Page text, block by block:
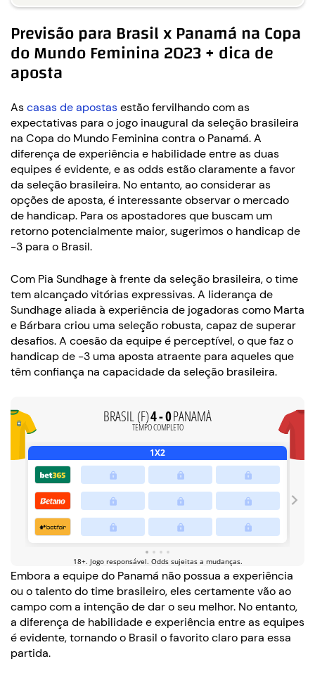
Previsão para Brasil x Panamá na Copa
do Mundo Feminina 2023 + dica de
aposta
Ascasas de apostasestão fervilhando com as
expectativas para o jogo inaugural da seleção brasileira
na Copa do Mundo Feminina contra o Panamá. A
diferença de experiência e habilidade entre as duas
equipes é evidente, e as odds estão claramente a favor
da seleção brasileira. No entanto, ao considerar as
opções de aposta, é interessante observar o mercado
de handicap. Para os apostadores que buscam um
retorno potencialmente maior, sugerimos o handicap de
-3 para o Brasil.
Com Pia Sundhage à frente da seleção brasileira, o time
tem alcançado vitórias expressivas. A liderança de
Sundhage aliada à experiência de jogadoras como Marta
e Bárbara criou uma seleção robusta, capaz de superar
desafios. A coesão da equipe é perceptível, o que faz o
handicap de -3 uma aposta atraente para aqueles que
têm confiança na capacidade da seleção brasileira.
Embora a equipe do Panamá não possua a experiência
ou o talento do time brasileiro, eles certamente vão ao
campo com a intenção de dar o seu melhor. No entanto,
a diferença de habilidade e experiência entre as equipes
é evidente, tornando o Brasil o favorito claro para essa
partida.